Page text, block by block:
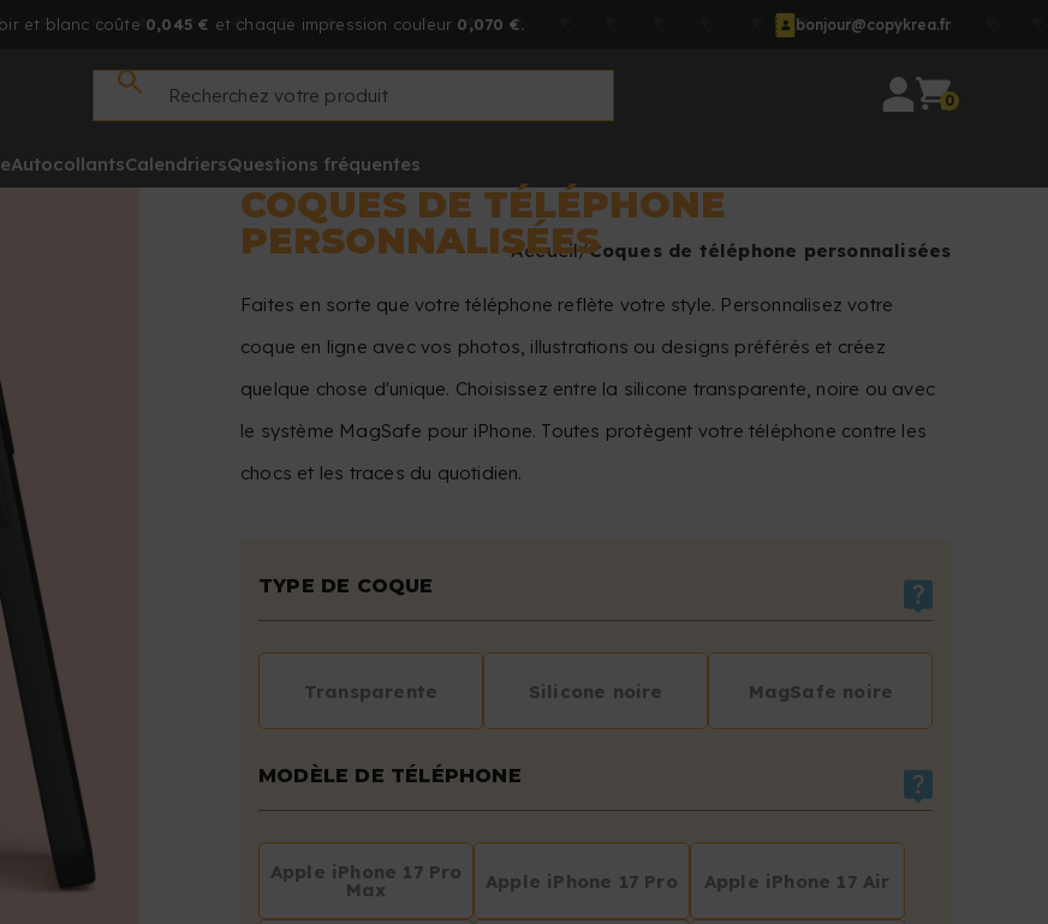
et blanc coûte 0,045 € et chaque impression couleur 0,070 €. bonjour@copykrea.fr
0
AutocollantsCalendriersQuestions fréquentes
Accueil Coques de téléphone personnalisées
COQUES DE TÉLÉPHONE
PERSONNALISÉES
Faites en sorte que votre téléphone reflète votre style. Personnalisez votre
coque en ligne avec vos photos, illustrations ou designs préférés et créez
quelque chose d'unique. Choisissez entre la silicone transparente, noire ou avec
le système MagSafe pour iPhone. Toutes protègent votre téléphone contre les
chocs et les traces du quotidien.
TYPE DE COQUE
Transparente Silicone noire MagSafe noire
MODÈLE DE TÉLÉPHONE
Apple iPhone 17 Pro
Max Apple iPhone 17 Pro Apple iPhone 17 Air